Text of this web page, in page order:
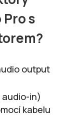
Pro s
output
audio-in)
kabelu